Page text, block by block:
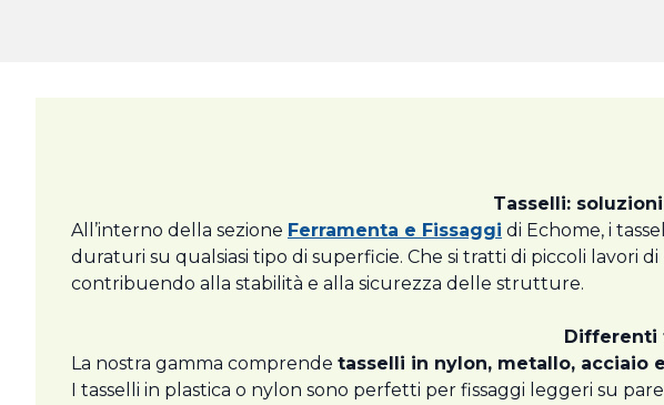
Tasselli:
All’interno della sezione Ferramenta e Fissaggi di Echome, i
duraturi su qualsiasi tipo di superficie. Che si tratti di piccoli lavori
contribuendo alla stabilità e alla sicurezza delle strutture.
Differenti
La nostra gamma comprende tasselli in nylon, metallo, acciaio
I tasselli in plastica o nylon sono perfetti per fissaggi leggeri su